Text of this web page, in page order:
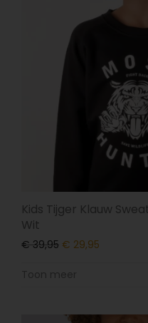
Kids Tijger Klauw
Wit
€39,95 € 29,95